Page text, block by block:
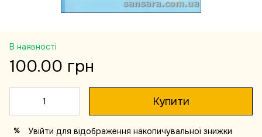
В наявності
100.00 грн
Купити
% Увійти для відображення накопичувальної знижки